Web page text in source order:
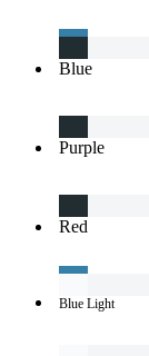
Blue
Purple
Red
Blue Light